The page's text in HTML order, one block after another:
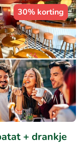
30% korting
+ drankje